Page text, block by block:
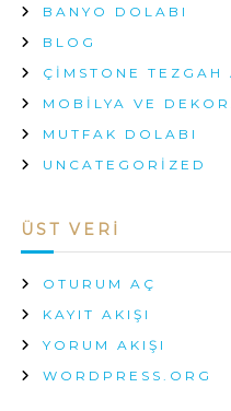
BANYO DOLABI
BLOG
ÇIMSTONE TEZGAH
MOBILYA VE
MUTFAK DOLABI
UNCATEGORIZED
ÜST VERI
OTURUM AÇ
KAYIT AKIŞI
YORUM AKIŞI
WORDPRESS.ORG